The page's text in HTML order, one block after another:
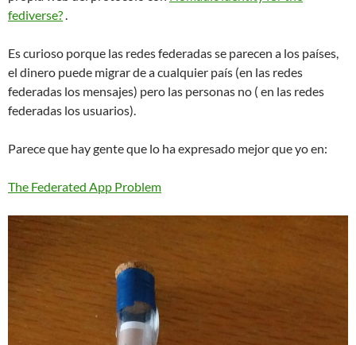
fediverse?.
Es curioso porque las redes federadas se parecen a los países,
el dinero puede migrar de a cualquier país (en las redes
federadas los mensajes) pero las personas no ( en las redes
federadas los usuarios).
Parece que hay gente que lo ha expresado mejor que yo en:
The Federated App Problem